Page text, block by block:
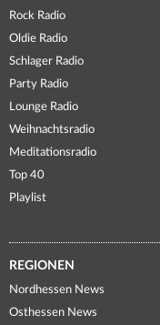
Rock Radio
Oldie Radio
Schlager Radio
Party Radio
Lounge Radio
Weihnachtsradio
Meditationsradio
Top 40
Playlist
REGIONEN
Nordhessen News
Osthessen News